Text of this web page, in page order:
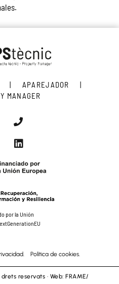
| APAREJADOR |
MANAGER
por la Unión
Política de cookies.
reservats · Web:FRAME/